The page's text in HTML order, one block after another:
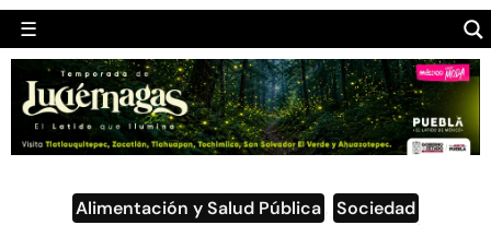
☰
CAMALEÓN
OPINIÓN
DEPORTES
ENGLISH SECTION
Alimentación y Salud Pública Sociedad